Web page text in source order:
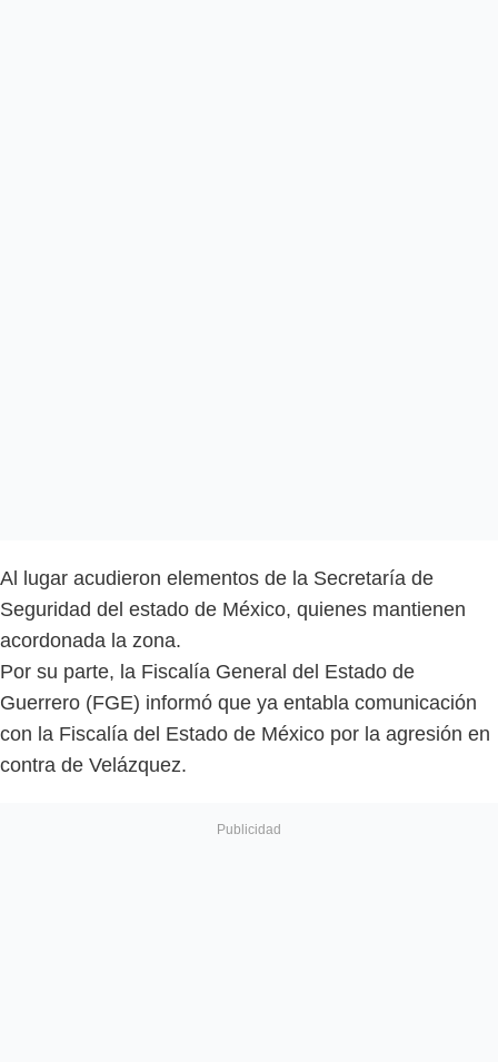
Al lugar acudieron elementos de la Secretaría de
Seguridad del estado de México, quienes mantienen
acordonada la zona.
Por su parte, la Fiscalía General del Estado de
Guerrero (FGE) informó que ya entabla comunicación
con la Fiscalía del Estado de México por la agresión en
contra de Velázquez.